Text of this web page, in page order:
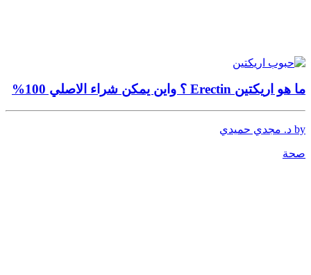
ما هو اريكتين Erectin ؟ واين يمكن شراء الاصلي 100%
by د. مجدي حميدي
صحة